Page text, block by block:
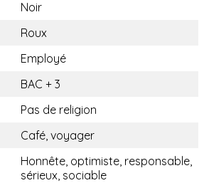
Noir
Roux
Employé
BAC + 3
Pas de religion
Café, voyager
Honnête, optimiste, responsable,
sérieux, sociable